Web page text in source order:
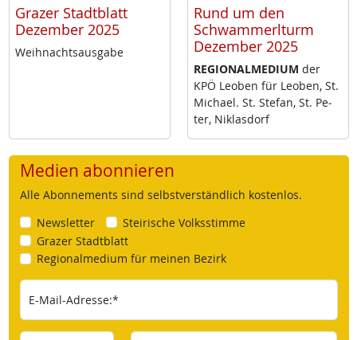
Grazer Stadtblatt
Dezember 2025
Weih­nachts­aus­ga­be
Rund um den
Schwammerlturm
Dezember 2025
RE­GIO­NAL­ME­DI­UM der
KPÖ Leo­ben für Leo­ben, St.
Mi­cha­el. St. Ste­fan, St. Pe­
ter, Niklas­dorf
Medien abonnieren
Alle Abonnements sind selbstverständlich kostenlos.
Newsletter
Steirische Volksstimme
Grazer Stadtblatt
Regionalmedium für meinen Bezirk
E-Mail-Adresse:*